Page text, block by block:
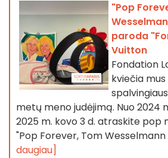
"Pop
paroda
Vuitton
Fondation
kviečia
metų meno judėjimą. Nuo 2024
2025 m. kovo 3 d. atraskite pop
"Pop Forever, Tom Wesselmann
daugiau]